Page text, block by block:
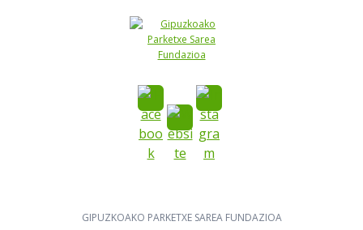
GIPUZKOAKO PARKETXE SAREA FUNDAZIOA